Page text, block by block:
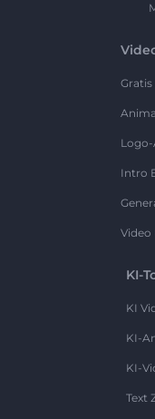
Gratis
Intro
Video
KI-
KI
KI-
KI-
Text